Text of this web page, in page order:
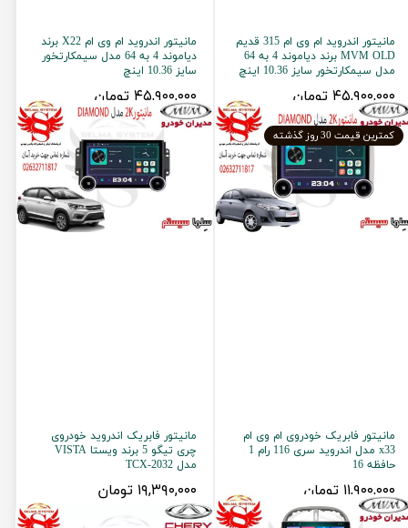
مانیتور اندروید ام وی ام 315 قدیم
MVM OLD برند دیاموند 4 به 64
مدل سیمکارتخور سایز 10.36 اینچ
۴۵,۹۰۰,۰۰۰ تومان
مانیتور اندروید ام وی ام X22 برند
دیاموند 4 به 64 مدل سیمکارتخور
سایز 10.36 اینچ
۴۵,۹۰۰,۰۰۰ تومان
مانیتور فابریک خودروی ام وی ام
x33 مدل اندروید سری 116 رام 1
حافظه 16
۱۱,۹۰۰,۰۰۰ تومان
کمترین قیمت 30 روز گذشته
مانیتور فابریک اندروید خودروی
چری تیگو 5 برند ویستا VISTA
مدل TCX-2032
۱۹,۳۹۰,۰۰۰ تومان